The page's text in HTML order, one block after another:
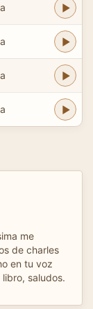
me
de charles
en tu voz
saludos.